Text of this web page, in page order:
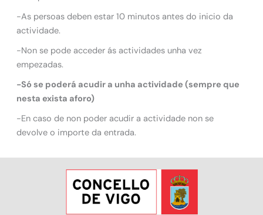
-As persoas deben estar 10 minutos antes do inicio da
actividade.
-Non se pode acceder ás actividades unha vez
empezadas.
-Só se poderá acudir a unha actividade (sempre que
nesta exista aforo)
-En caso de non poder acudir a actividade non se
devolve o importe da entrada.